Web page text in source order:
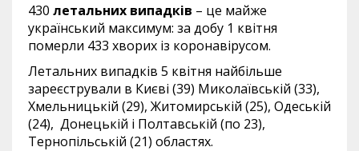
430 летальних випадків – це майже
український максимум: за добу 1 квітня
померли 433 хворих із коронавірусом.
Летальних випадків 5 квітня найбільше
зареєстрували в Києві (39) Миколаївській (33),
Хмельницькій (29), Житомирській (25), Одеській
(24), Донецькій і Полтавській (по 23),
Тернопільській (21) областях.